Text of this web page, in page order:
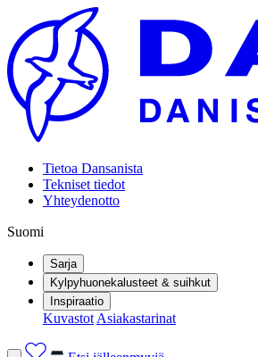
Tietoa Dansanista
Tekniset tiedot
Yhteydenotto
Suomi
Sarja
Kylpyhuonekalusteet & suihkut
Inspiraatio
Kuvastot Asiakastarinat